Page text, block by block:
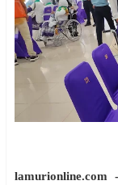
lamurionline.com